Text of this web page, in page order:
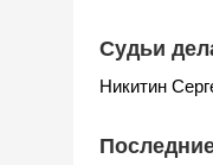
Судьи
Никитин